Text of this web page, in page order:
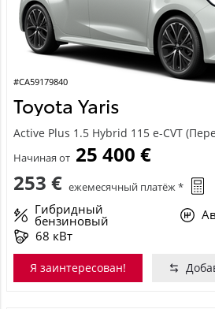
#CA59179840
Toyota Yaris
Active Plus 1.5 Hybrid 115 e-CVT
Начиная от 25 400 €
253 € ежемесячный платёж *
Гибридный
бензиновый
68 кВт
Я заинтересован!